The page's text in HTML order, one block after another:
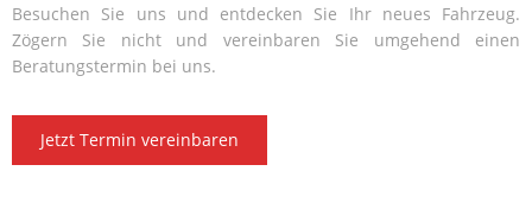
Besuchen Sie uns und entdecken Sie Ihr neues Fahrzeug.
Zögern Sie nicht und vereinbaren Sie umgehend einen
Beratungstermin bei uns.
Jetzt Termin vereinbaren